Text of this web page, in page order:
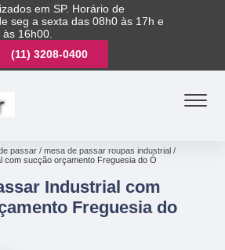
em SP. Horário de
seg a sexta das 08h0 às 17h e
16h00.
(11) 3208-0400
passar
mesa de passar roupas industrial
com sucção orçamento Freguesia do Ó
Industrial com
Freguesia do